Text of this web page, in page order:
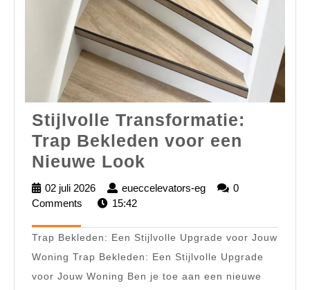
Stijlvolle Transformatie:
Trap Bekleden voor een
Nieuwe Look
Transformatie:
Bekleden
voor
een
Nieuwe
02 juli 2026
02
juli
eueccelevators-eg
eueccelevators-
0
Comments
15:42
Trap Bekleden: Een Stijlvolle Upgrade voor Jouw
Woning Trap Bekleden: Een Stijlvolle Upgrade
voor Jouw Woning Ben je toe aan een nieuwe